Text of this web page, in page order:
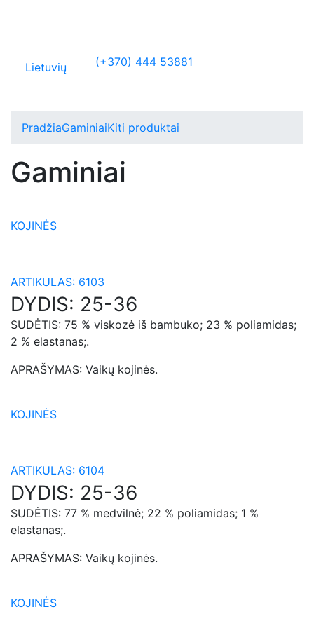
Lietuvių (+370) 444 53881
PradžiaGaminiaiKiti produktai
Gaminiai
KOJINĖS
ARTIKULAS: 6103
DYDIS: 25-36
SUDĖTIS: 75 % viskozė iš bambuko; 23 % poliamidas;
2 % elastanas;.
APRAŠYMAS: Vaikų kojinės.
KOJINĖS
ARTIKULAS: 6104
DYDIS: 25-36
SUDĖTIS: 77 % medvilnė; 22 % poliamidas; 1 %
elastanas;.
APRAŠYMAS: Vaikų kojinės.
KOJINĖS